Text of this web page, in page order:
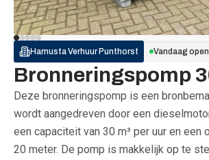
Hamusta Verhuur Punthorst Vandaag
Bronneringspomp
Deze bronneringspomp is een
wordt aangedreven door een
een capaciteit van 30 m³ per uur en een
20 meter. De pomp is makkelijk op te